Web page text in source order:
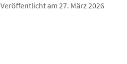
Veröffentlicht am 27. März 2026